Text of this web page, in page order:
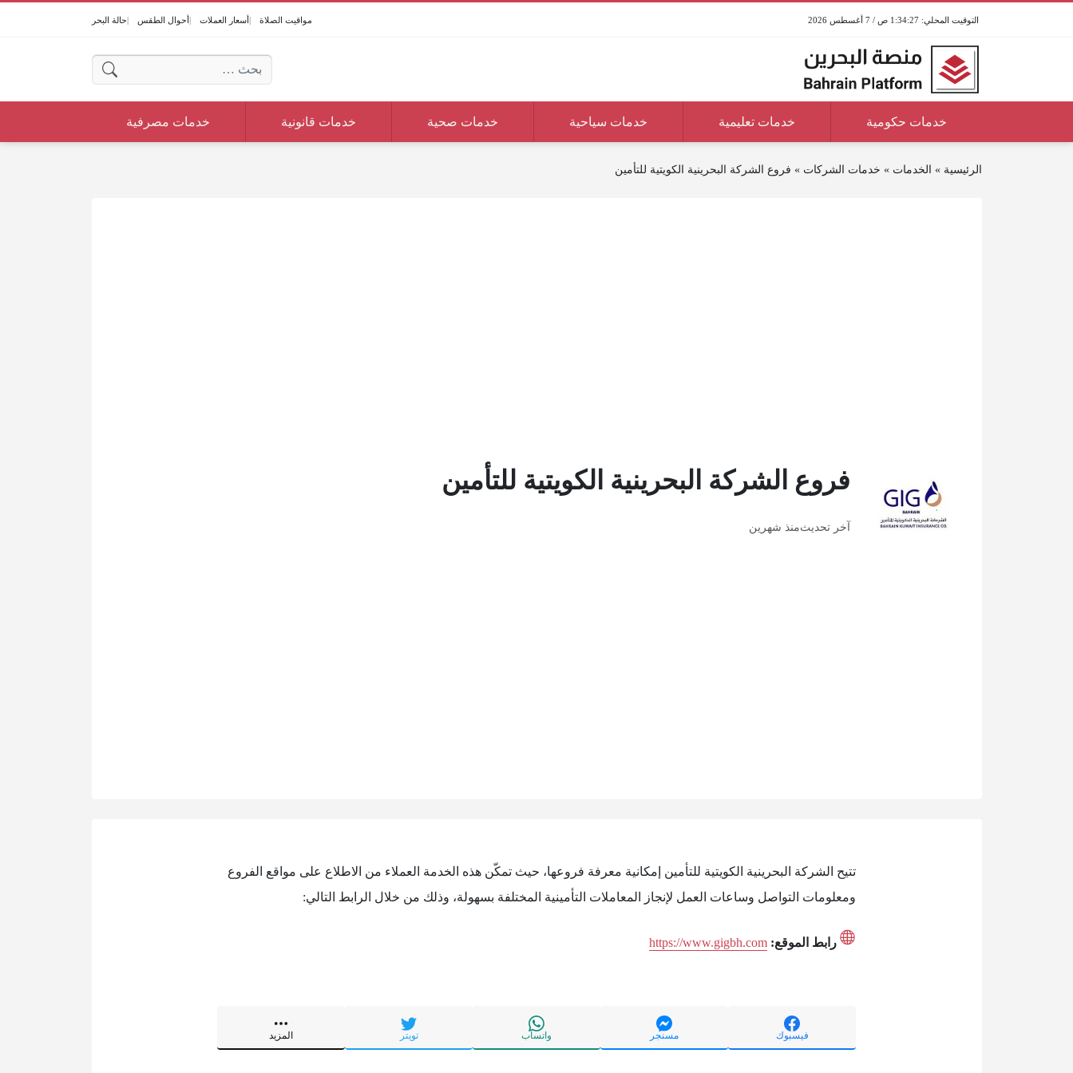
1:34:27 ص / 7 أغسطس 2026 مواقيت الصلاة أسعار العملات أحوال الطقس حالة البحر
البحث عن:
خدمات حكومية خدمات تعليمية خدمات سياحية خدمات صحية خدمات قانونية خدمات مصرفية
الرئيسية » الخدمات » خدمات الشركات » فروع الشركة البحرينية الكويتية للتأمين
فروع الشركة البحرينية الكويتية للتأمين
آخر تحديثمنذ شهرين
تتيح الشركة البحرينية الكويتية للتأمين إمكانية معرفة فروعها، حيث تمكّن هذه الخدمة العملاء من الاطلاع على مواقع الفروع
ومعلومات التواصل وساعات العمل لإنجاز المعاملات التأمينية المختلفة بسهولة، وذلك من خلال الرابط التالي:
رابط الموقع: https://www.gigbh.com
فيسبوك مسنجر واتساب تويتر المزيد